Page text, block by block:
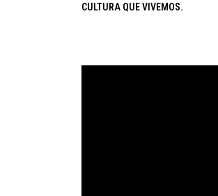
CULTURA QUE VIVEMOS.